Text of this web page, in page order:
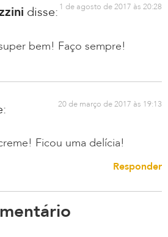
disse: 1 de agosto de 2017 às 20:28
bem! Faço sempre!
20 de março de 2017 às 19:13
Ficou uma delícia!
Responder